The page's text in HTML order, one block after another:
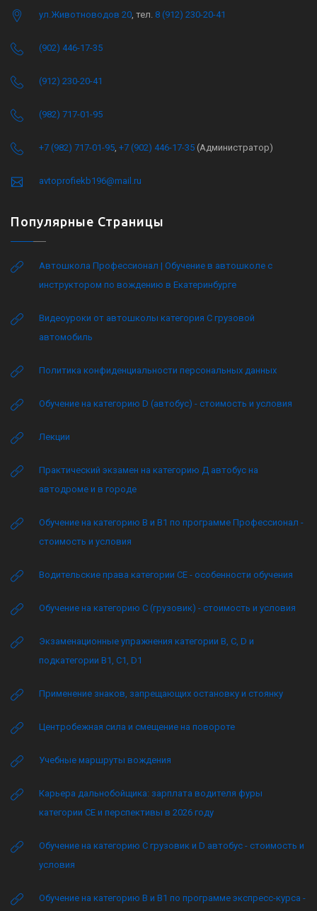
ул.Животноводов 20 , тел. 8 (912) 230-20-41
(902) 446-17-35
(912) 230-20-41
(982) 717-01-95
+7 (982) 717-01-95 +7 (902) 446-17-35 (Администратор)
avtoprofiekb196@mail.ru
Популярные Страницы
Автошкола Профессионал | Обучение в автошколе с
инструктором по вождению в Екатеринбурге
Видеоуроки от автошколы категория C грузовой
автомобиль
Политика конфиденциальности персональных данных
Обучение на категорию D (автобус) - стоимость и условия
Лекции
Практический экзамен на категорию Д автобус на
автодроме и в городе
Обучение на категорию B и B1 по программе Профессионал -
стоимость и условия
Водительские права категории CE - особенности обучения
Обучение на категорию C (грузовик) - стоимость и условия
Экзаменационные упражнения категории B, C, D и
подкатегории B1, C1, D1
Применение знаков, запрещающих остановку и стоянку
Центробежная сила и смещение на повороте
Учебные маршруты вождения
Карьера дальнобойщика: зарплата водителя фуры
категории CE и перспективы в 2026 году
Обучение на категорию C грузовик и D автобус - стоимость и
условия
Обучение на категорию B и B1 по программе экспресс-курса -